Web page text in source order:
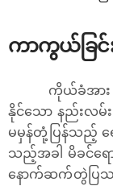
ကာကွယ်ခြင်
ကိုယ်ခံအား
နိုင်သော နည်းလမ်
မမှန်တုံ့ပြန်သည့် ရ
သည့်အခါ မိခင်ရေ
နောက်ဆက်တွဲပြဿန